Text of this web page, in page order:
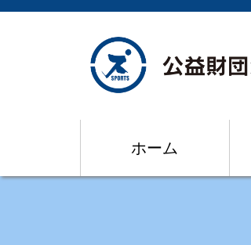
ホーム